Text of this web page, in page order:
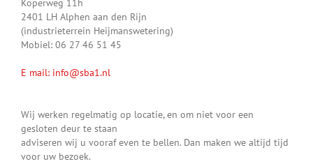
Koperweg 11h
2401 LH Alphen aan den Rijn
(industrieterrein Heijmanswetering)
Mobiel: 06 27 46 51 45
E mail: info@sba1.nl
Wij werken regelmatig op locatie, en om niet voor een
gesloten deur te staan
adviseren wij u vooraf even te bellen. Dan maken we altijd tijd
voor uw bezoek.